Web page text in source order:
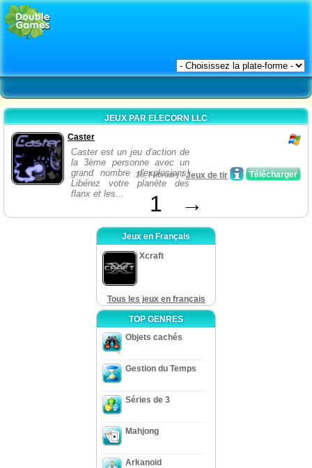
JEUX PAR ELECORN LLC
Caster
Caster est un jeu d'action de
la 3ème personne avec un
grand nombre d'explosions!
Libérez votre planète des
flanx et les...
Télécharger
26, February /Jeux de tir
1 →
Jeux en Français
Xcraft
Tous les jeux en français
TOP GENRES
Objets cachés
Gestion du Temps
Séries de 3
Mahjong
Arkanoid